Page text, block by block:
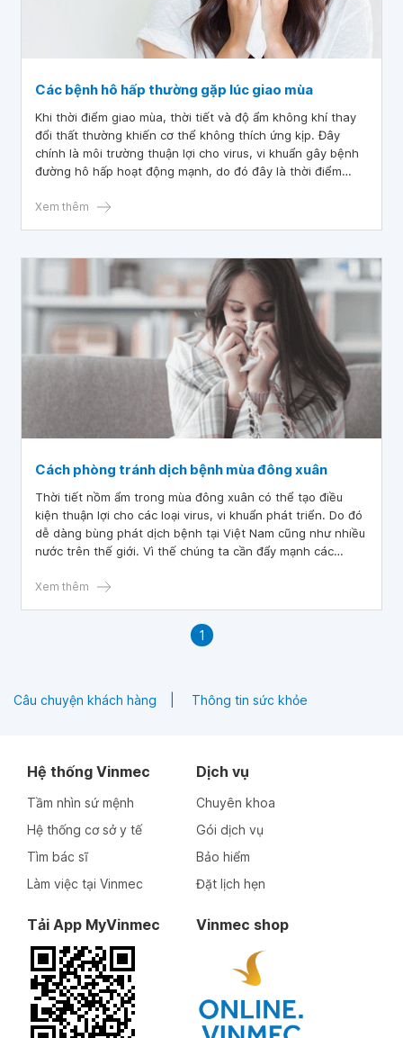
Các bệnh hô hấp thường gặp lúc giao mùa
Khi thời điểm giao mùa, thời tiết và độ ẩm không khí thay
đổi thất thường khiến cơ thể không thích ứng kịp. Đây
chính là môi trường thuận lợi cho virus, vi khuẩn gây bệnh
đường hô hấp hoạt động mạnh, do đó đây là thời điểm
đối tượng có hệ miễn dịch kém như trẻ nhỏ và người lớn
Xem thêm
Cách phòng tránh dịch bệnh mùa đông xuân
Thời tiết nồm ẩm trong mùa đông xuân có thể tạo điều
kiện thuận lợi cho các loại virus, vi khuẩn phát triển. Do đó
dễ dàng bùng phát dịch bệnh tại Việt Nam cũng như nhiều
nước trên thế giới. Vì thế chúng ta cần đẩy mạnh các
khi chúng có nguy cơ trở thành đại dịch.
Xem thêm
1
Câu chuyện khách hàng Thông tin sức khỏe
Hệ thống Vinmec
Tầm nhìn sứ mệnh
Hệ thống cơ sở y tế
Tìm bác sĩ
Làm việc tại Vinmec
Dịch vụ
Chuyên khoa
Gói dịch vụ
Bảo hiểm
Đặt lịch hẹn
Tải App MyVinmec Vinmec shop